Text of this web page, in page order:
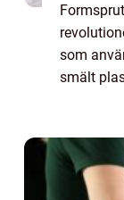
som
smält